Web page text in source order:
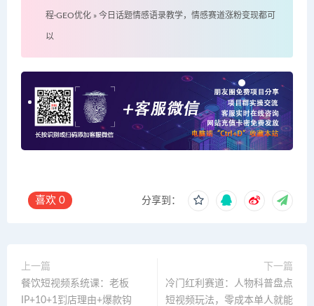
程·GEO优化 » 今日话题情感语录教学，情感赛道涨粉变现都可
以
喜欢 0 分享到：
上一篇
餐饮短视频系统课：老板
IP+10+1到店理由+爆款钩
下一篇
冷门红利赛道：人物科普盘点
短视频玩法，零成本单人就能